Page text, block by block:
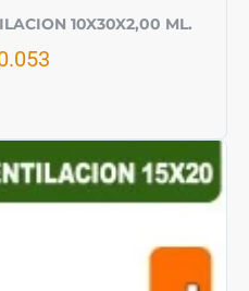
10X30X2,00 ML.